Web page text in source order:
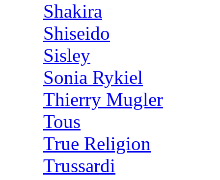
Shakira
Shiseido
Sisley
Sonia Rykiel
Thierry Mugler
Tous
True Religion
Trussardi